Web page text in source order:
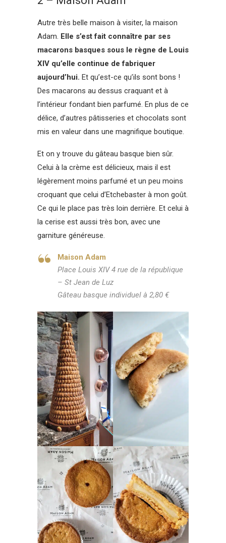
Autre très belle maison à visiter, la maison
Adam. Elle s’est fait connaître par ses
macarons basques sous le règne de Louis
XIV qu’elle continue de fabriquer
aujourd’hui. Et qu’est-ce qu’ils sont bons !
Des macarons au dessus craquant et à
l’intérieur fondant bien parfumé. En plus de ce
délice, d’autres pâtisseries et chocolats sont
mis en valeur dans une magnifique boutique.
Et on y trouve du gâteau basque bien sûr.
Celui à la crème est délicieux, mais il est
légèrement moins parfumé et un peu moins
croquant que celui d’Etchebaster à mon goût.
Ce qui le place pas très loin derrière. Et celui à
la cerise est aussi très bon, avec une
garniture généreuse.
Maison Adam
Place Louis XIV 4 rue de la république
– St Jean de Luz
Gâteau basque individuel à 2,80 €